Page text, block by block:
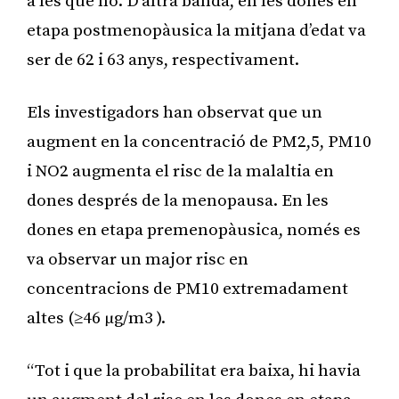
etapa postmenopàusica la mitjana d’edat va
ser de 62 i 63 anys, respectivament.
Els investigadors han observat que un
augment en la concentració de PM2,5, PM10
i NO2 augmenta el risc de la malaltia en
dones després de la menopausa. En les
dones en etapa premenopàusica, només es
va observar un major risc en
concentracions de PM10 extremadament
altes (≥46 μg/m3 ).
“Tot i que la probabilitat era baixa, hi havia